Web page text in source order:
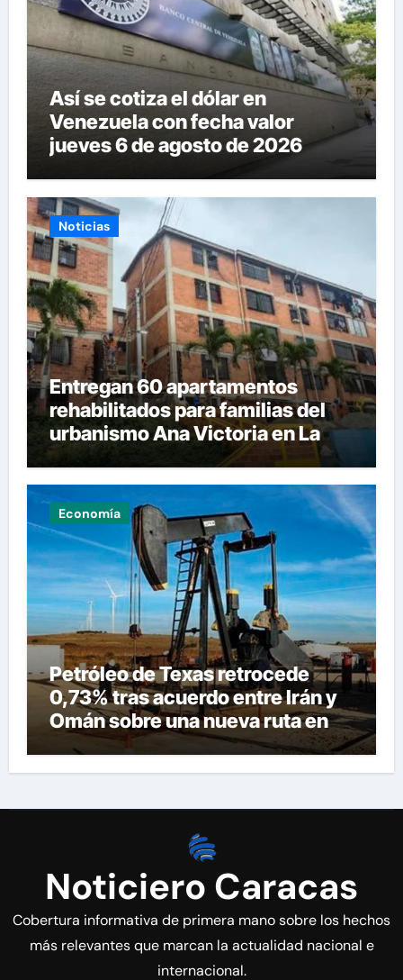
Así se cotiza el dólar en
Venezuela con fecha valor
jueves 6 de agosto de 2026
Noticias
Entregan 60 apartamentos
rehabilitados para familias del
urbanismo Ana Victoria en La
Guaira
Economía
Petróleo de Texas retrocede
0,73% tras acuerdo entre Irán y
Omán sobre una nueva ruta en
Ormuz
Noticiero Caracas
Cobertura informativa de primera mano sobre los hechos
más relevantes que marcan la actualidad nacional e
internacional.